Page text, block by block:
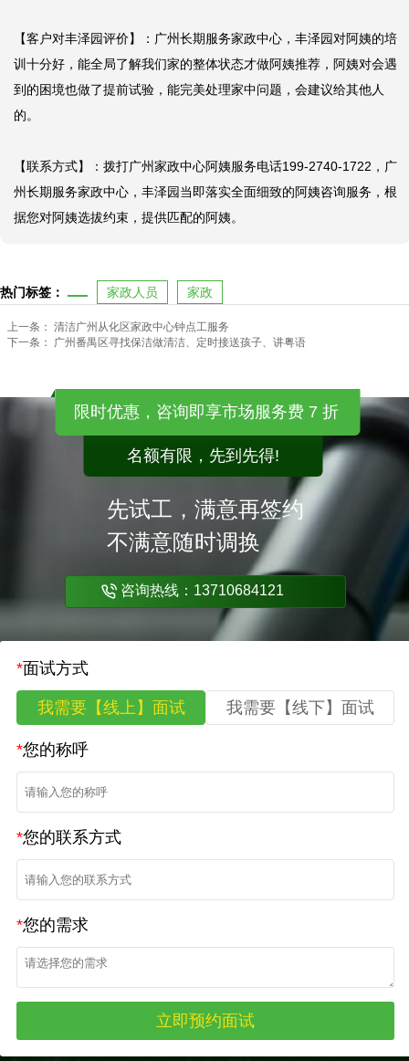
【客户对丰泽园评价】：广州长期服务家政中心，丰泽园对阿姨的培
训十分好，能全局了解我们家的整体状态才做阿姨推荐，阿姨对会遇
到的困境也做了提前试验，能完美处理家中问题，会建议给其他人
的。
【联系方式】：拨打广州家政中心阿姨服务电话199-2740-1722，广
州长期服务家政中心，丰泽园当即落实全面细致的阿姨咨询服务，根
据您对阿姨选拔约束，提供匹配的阿姨。
热门标签： 家政人员 家政
上一条： 清洁广州从化区家政中心钟点工服务
下一条：
广州番禺区寻找保洁做清洁、定时接送孩子、讲粤语
限时优惠，咨询即享市场服务费 7 折
名额有限，先到先得!
先试工，满意再签约
不满意随时调换
咨询热线：13710684121
*面试方式
我需要【线上】面试 我需要【线下】面试
*您的称呼
*您的联系方式
*您的需求